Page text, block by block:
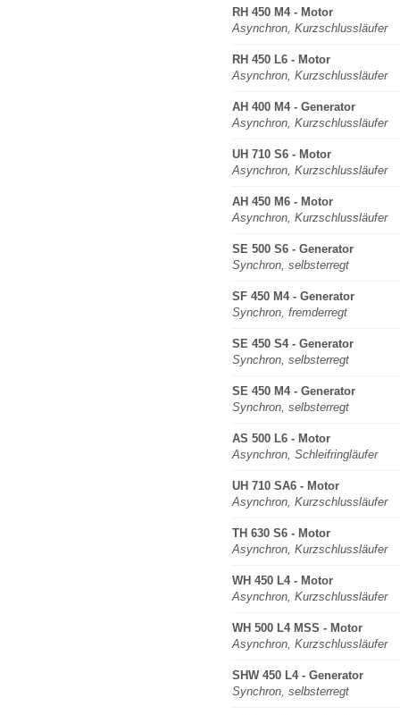
RH 450 M4 - Motor
Asynchron, Kurzschlussläufer
RH 450 L6 - Motor
Asynchron, Kurzschlussläufer
AH 400 M4 - Generator
Asynchron, Kurzschlussläufer
UH 710 S6 - Motor
Asynchron, Kurzschlussläufer
AH 450 M6 - Motor
Asynchron, Kurzschlussläufer
SE 500 S6 - Generator
Synchron, selbsterregt
SF 450 M4 - Generator
Synchron, fremderregt
SE 450 S4 - Generator
Synchron, selbsterregt
SE 450 M4 - Generator
Synchron, selbsterregt
AS 500 L6 - Motor
Asynchron, Schleifringläufer
UH 710 SA6 - Motor
Asynchron, Kurzschlussläufer
TH 630 S6 - Motor
Asynchron, Kurzschlussläufer
WH 450 L4 - Motor
Asynchron, Kurzschlussläufer
WH 500 L4 MSS - Motor
Asynchron, Kurzschlussläufer
SHW 450 L4 - Generator
Synchron, selbsterregt